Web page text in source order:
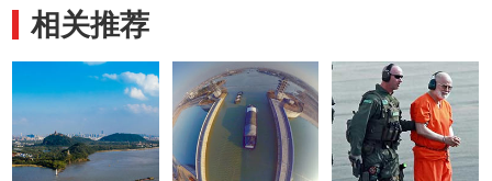
相关推荐